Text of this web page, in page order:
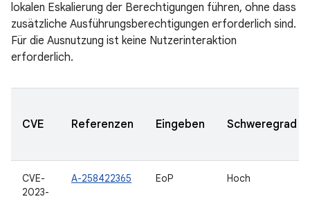
lokalen Eskalierung der Berechtigungen führen, ohne dass
zusätzliche Ausführungsberechtigungen erforderlich sind.
Für die Ausnutzung ist keine Nutzerinteraktion
erforderlich.
CVE Referenzen Eingeben Schweregrad
CVE-
2023-
A-258422365 EoP Hoch